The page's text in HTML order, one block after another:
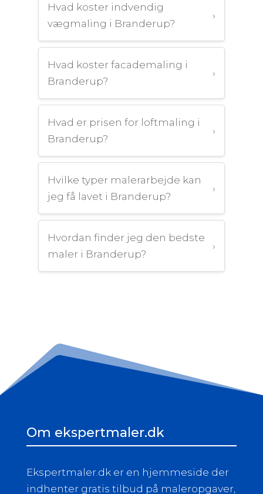
Hvad koster indvendig
vægmaling i Branderup?
›
Hvad koster facademaling i
Branderup?
›
Hvad er prisen for loftmaling i
Branderup?
›
Hvilke typer malerarbejde kan
jeg få lavet i Branderup?
›
Hvordan finder jeg den bedste
maler i Branderup?
›
Om ekspertmaler.dk
Ekspertmaler.dk er en hjemmeside der
indhenter gratis tilbud på maleropgaver,